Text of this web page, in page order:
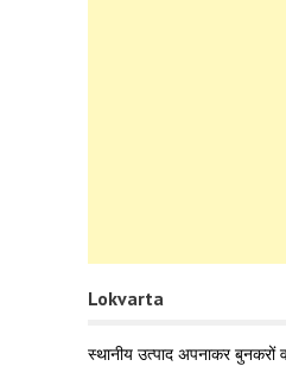
Lokvarta
स्थानीय उत्पाद अपनाकर बुनकरों